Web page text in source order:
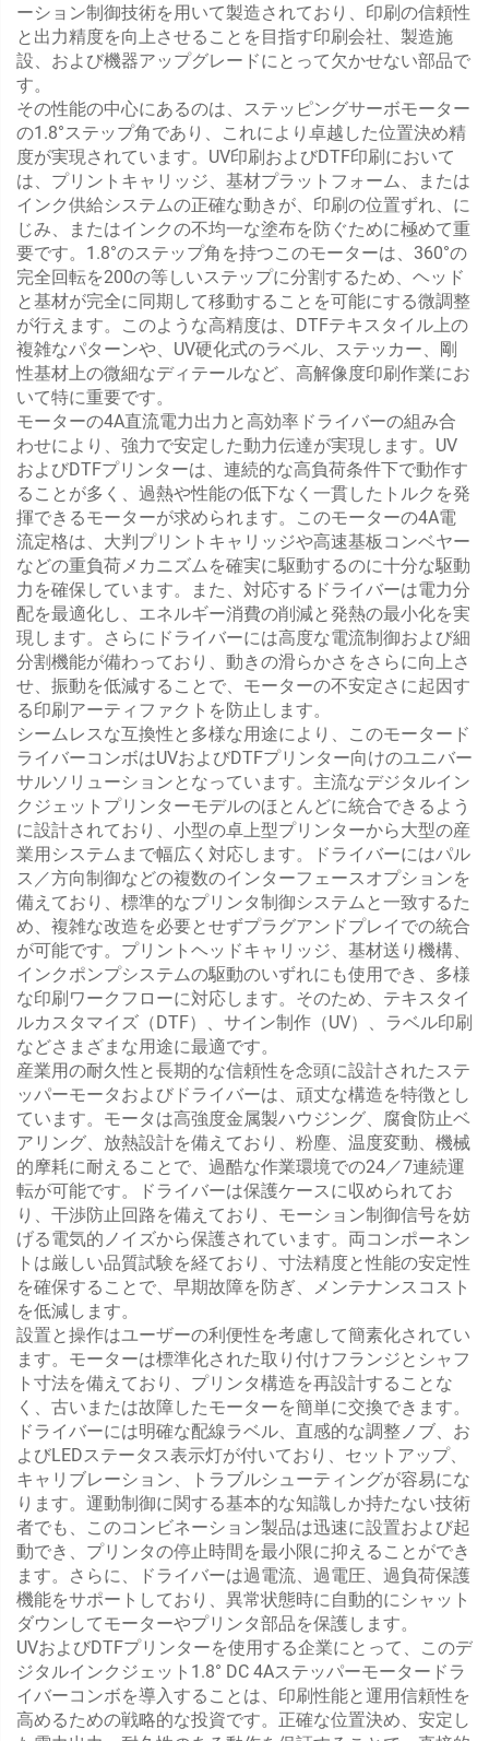
ーション制御技術を用いて製造されており、印刷の信頼性
と出力精度を向上させることを目指す印刷会社、製造施
設、および機器アップグレードにとって欠かせない部品で
す。
その性能の中心にあるのは、ステッピングサーボモーター
の1.8°ステップ角であり、これにより卓越した位置決め精
度が実現されています。UV印刷およびDTF印刷において
は、プリントキャリッジ、基材プラットフォーム、または
インク供給システムの正確な動きが、印刷の位置ずれ、に
じみ、またはインクの不均一な塗布を防ぐために極めて重
要です。1.8°のステップ角を持つこのモーターは、360°の
完全回転を200の等しいステップに分割するため、ヘッド
と基材が完全に同期して移動することを可能にする微調整
が行えます。このような高精度は、DTFテキスタイル上の
複雑なパターンや、UV硬化式のラベル、ステッカー、剛
性基材上の微細なディテールなど、高解像度印刷作業にお
いて特に重要です。
モーターの4A直流電力出力と高効率ドライバーの組み合
わせにより、強力で安定した動力伝達が実現します。UV
およびDTFプリンターは、連続的な高負荷条件下で動作す
ることが多く、過熱や性能の低下なく一貫したトルクを発
揮できるモーターが求められます。このモーターの4A電
流定格は、大判プリントキャリッジや高速基板コンベヤー
などの重負荷メカニズムを確実に駆動するのに十分な駆動
力を確保しています。また、対応するドライバーは電力分
配を最適化し、エネルギー消費の削減と発熱の最小化を実
現します。さらにドライバーには高度な電流制御および細
分割機能が備わっており、動きの滑らかさをさらに向上さ
せ、振動を低減することで、モーターの不安定さに起因す
る印刷アーティファクトを防止します。
シームレスな互換性と多様な用途により、このモータード
ライバーコンボはUVおよびDTFプリンター向けのユニバー
サルソリューションとなっています。主流なデジタルイン
クジェットプリンターモデルのほとんどに統合できるよう
に設計されており、小型の卓上型プリンターから大型の産
業用システムまで幅広く対応します。ドライバーにはパル
ス／方向制御などの複数のインターフェースオプションを
備えており、標準的なプリンタ制御システムと一致するた
め、複雑な改造を必要とせずプラグアンドプレイでの統合
が可能です。プリントヘッドキャリッジ、基材送り機構、
インクポンプシステムの駆動のいずれにも使用でき、多様
な印刷ワークフローに対応します。そのため、テキスタイ
ルカスタマイズ（DTF）、サイン制作（UV）、ラベル印刷
などさまざまな用途に最適です。
産業用の耐久性と長期的な信頼性を念頭に設計されたステ
ッパーモータおよびドライバーは、頑丈な構造を特徴とし
ています。モータは高強度金属製ハウジング、腐食防止ベ
アリング、放熱設計を備えており、粉塵、温度変動、機械
的摩耗に耐えることで、過酷な作業環境での24／7連続運
転が可能です。ドライバーは保護ケースに収められてお
り、干渉防止回路を備えており、モーション制御信号を妨
げる電気的ノイズから保護されています。両コンポーネン
トは厳しい品質試験を経ており、寸法精度と性能の安定性
を確保することで、早期故障を防ぎ、メンテナンスコスト
を低減します。
設置と操作はユーザーの利便性を考慮して簡素化されてい
ます。モーターは標準化された取り付けフランジとシャフ
ト寸法を備えており、プリンタ構造を再設計することな
く、古いまたは故障したモーターを簡単に交換できます。
ドライバーには明確な配線ラベル、直感的な調整ノブ、お
よびLEDステータス表示灯が付いており、セットアップ、
キャリブレーション、トラブルシューティングが容易にな
ります。運動制御に関する基本的な知識しか持たない技術
者でも、このコンビネーション製品は迅速に設置および起
動でき、プリンタの停止時間を最小限に抑えることができ
ます。さらに、ドライバーは過電流、過電圧、過負荷保護
機能をサポートしており、異常状態時に自動的にシャット
ダウンしてモーターやプリンタ部品を保護します。
UVおよびDTFプリンターを使用する企業にとって、このデ
ジタルインクジェット1.8° DC 4Aステッパーモータードラ
イバーコンボを導入することは、印刷性能と運用信頼性を
高めるための戦略的な投資です。正確な位置決め、安定し